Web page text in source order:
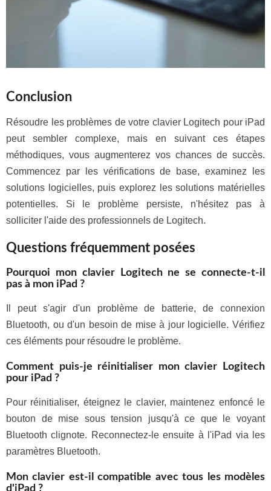
Conclusion
Résoudre les problèmes de votre clavier Logitech pour iPad
peut sembler complexe, mais en suivant ces étapes
méthodiques, vous augmenterez vos chances de succès.
Commencez par les vérifications de base, examinez les
solutions logicielles, puis explorez les solutions matérielles
potentielles. Si le problème persiste, n'hésitez pas à
solliciter l'aide des professionnels de Logitech.
Questions fréquemment posées
Pourquoi mon clavier Logitech ne se connecte-t-il
pas à mon iPad ?
Il peut s'agir d'un problème de batterie, de connexion
Bluetooth, ou d'un besoin de mise à jour logicielle. Vérifiez
ces éléments pour résoudre le problème.
Comment puis-je réinitialiser mon clavier Logitech
pour iPad ?
Pour réinitialiser, éteignez le clavier, maintenez enfoncé le
bouton de mise sous tension jusqu'à ce que le voyant
Bluetooth clignote. Reconnectez-le ensuite à l'iPad via les
paramètres Bluetooth.
Mon clavier est-il compatible avec tous les modèles
d'iPad ?